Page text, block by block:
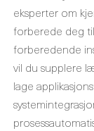
eksperter om
forberede deg
forberedende
vil du supplere
lage